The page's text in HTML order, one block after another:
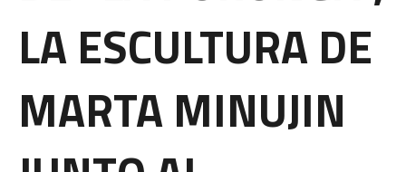
LA ESCULTURA DE
MARTA MINUJIN